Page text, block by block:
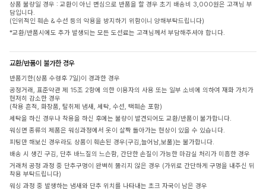
상품 불량일 경우 : 교환이 아닌 변심으로 반품을 할 경우 초기 배송비 3,000원은 고객님 부
담입니다.
(인위적인 훼손 & 수선 등의 악용을 방지하기 위함이니 양해부탁드립니다)
*교환/반품시에도 추가 발생되는 모든 도선료는 고객님께서 부담해주셔야 합니다.
교환/반품이 불가한 경우
반품기한(상품 수령후 7일)이 경과한 경우
공정거래, 표준약관 제 15조 2항에 의한 이용자의 사용 또는 일부 소비에 의하여 재화 가치가
현저히 감소한 경우
(착용 흔적, 화장품, 탈취제 냄새, 세탁, 수선, 택훼손 포함)
세탁을 하신 경우나 착용을 하신 후에는 불량이 발견되어도 교환/반품이 불가합니다.
워싱면 종류의 제품은 워싱과정에서 옷이 살짝 돌아가는 현상이 있을 수 있습니다.
피팅만 해보신 경우라도 상품이 훼손된 경우(구김,늘어남,보풀)는 불가합니다.
배송 시 생긴 구김, 단추 바느질의 느슨함, 간단한 손질이 가능한 마감실 처리가 미흡한 경우
거래처 공정 과정 중 단추구멍이 완벽히 뚫리지 않은 경우 (가위로 간단하게 구멍을 내주신 뒤
착용 부탁드립니다)
워싱 과정 중 발생하는 냄새와 단추 위치를 나타내는 초크 자국이 남은 경우